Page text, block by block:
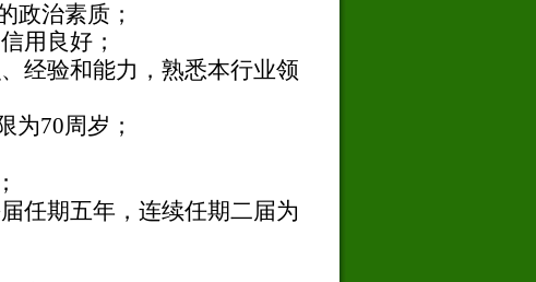
政治素质；
用良好；
经验和能力，熟悉本行业领
为70周岁；
任期五年，连续任期二届为